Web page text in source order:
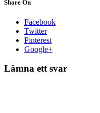
Share On
Facebook
Twitter
Pinterest
Google+
Lämna ett svar